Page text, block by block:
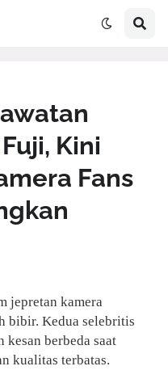
Kini
Fans
jepretan kamera
bibir. Kedua selebritis
berbeda saat
kualitas terbatas.